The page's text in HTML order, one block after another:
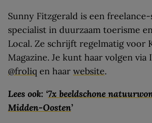
Sunny Fitzgerald is een
specialist in duurzaam toerisme
Local. Ze schrijft regelmatig voor
Magazine. Je kunt haar volgen via
@froliq en haar website.
Lees ook: ‘7x beeldschone
Midden-Oosten’